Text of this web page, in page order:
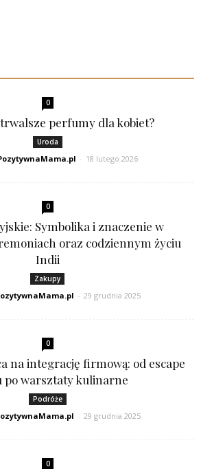
0
perfumy dla kobiet?
Uroda
- 18 lutego 2026
0
Symbolika i znaczenie w
oraz codziennym życiu
Indii
Zakupy
- 29 grudnia 2025
0
na integrację firmową: od escape
po warsztaty kulinarne
Podróże
- 29 grudnia 2025
0